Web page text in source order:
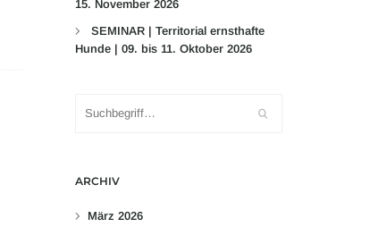
15. November 2026
SEMINAR | Territorial ernsthafte
Hunde | 09. bis 11. Oktober 2026
ARCHIV
März 2026